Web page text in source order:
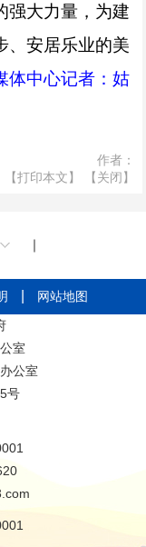
强大力量，为建
、安居乐业的美
体中心记者：姑
作者：
【打印本文】
【关闭】
｜
网站地图
室
公室
号